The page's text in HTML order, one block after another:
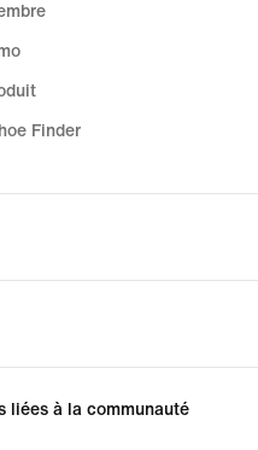
Finder
liées à la communauté